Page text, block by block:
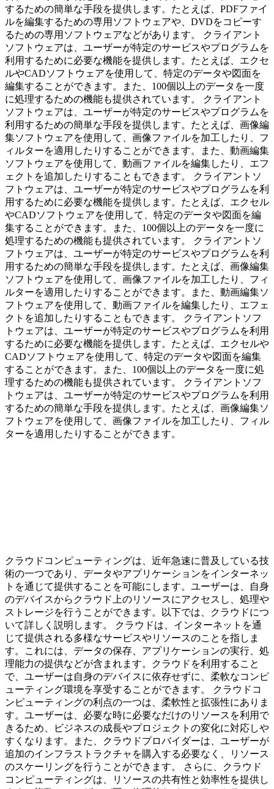
するための簡単な手段を提供します。たとえば、PDFファイ
ルを編集するための専用ソフトウェアや、DVDをコピーす
るための専用ソフトウェアなどがあります。 クライアント
ソフトウェアは、ユーザーが特定のサービスやプログラムを
利用するために必要な機能を提供します。たとえば、エクセ
ルやCADソフトウェアを使用して、特定のデータや図面を
編集することができます。また、100個以上のデータを一度
に処理するための機能も提供されています。 クライアント
ソフトウェアは、ユーザーが特定のサービスやプログラムを
利用するための簡単な手段を提供します。たとえば、画像編
集ソフトウェアを使用して、画像ファイルを加工したり、フ
ィルターを適用したりすることができます。また、動画編集
ソフトウェアを使用して、動画ファイルを編集したり、エフ
ェクトを追加したりすることもできます。 クライアントソ
フトウェアは、ユーザーが特定のサービスやプログラムを利
用するために必要な機能を提供します。たとえば、エクセル
やCADソフトウェアを使用して、特定のデータや図面を編
集することができます。また、100個以上のデータを一度に
処理するための機能も提供されています。 クライアントソ
フトウェアは、ユーザーが特定のサービスやプログラムを利
用するための簡単な手段を提供します。たとえば、画像編集
ソフトウェアを使用して、画像ファイルを加工したり、フィ
ルターを適用したりすることができます。また、動画編集ソ
フトウェアを使用して、動画ファイルを編集したり、エフェ
クトを追加したりすることもできます。 クライアントソフ
トウェアは、ユーザーが特定のサービスやプログラムを利用
するために必要な機能を提供します。たとえば、エクセルや
CADソフトウェアを使用して、特定のデータや図面を編集
することができます。また、100個以上のデータを一度に処
理するための機能も提供されています。 クライアントソフ
トウェアは、ユーザーが特定のサービスやプログラムを利用
するための簡単な手段を提供します。たとえば、画像編集ソ
フトウェアを使用して、画像ファイルを加工したり、フィル
ターを適用したりすることができます。
クラウドコンピューティングは、近年急速に普及している技
術の一つであり、データやアプリケーションをインターネッ
トを通じて提供することを可能にします。ユーザーは、自身
のデバイスからクラウド上のリソースにアクセスし、処理や
ストレージを行うことができます。以下では、クラウドにつ
いて詳しく説明します。 クラウドは、インターネットを通
じて提供される多様なサービスやリソースのことを指しま
す。これには、データの保存、アプリケーションの実行、処
理能力の提供などが含まれます。クラウドを利用すること
で、ユーザーは自身のデバイスに依存せずに、柔軟なコンピ
ューティング環境を享受することができます。 クラウドコ
ンピューティングの利点の一つは、柔軟性と拡張性にありま
す。ユーザーは、必要な時に必要なだけのリソースを利用で
きるため、ビジネスの成長やプロジェクトの変化に対応しや
すくなります。また、クラウドプロバイダーは、ユーザーが
追加のインフラストラクチャを購入する必要なく、リソース
のスケーリングを行うことができます。 さらに、クラウド
コンピューティングは、リソースの共有性と効率性を提供し